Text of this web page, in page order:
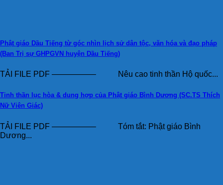
Phật giáo Dầu Tiếng từ góc nhìn lịch sử dân tộc, văn hóa và đạo pháp
(Ban Trị sự GHPGVN huyện Dầu Tiếng)
TẢI FILE PDF —————– Nêu cao tinh thần Hộ quốc...
Tinh thần lục hòa & dung hợp của Phật giáo Bình Dương (SC.TS Thích
Nữ Viên Giác)
TẢI FILE PDF —————– Tóm tắt: Phật giáo Bình
Dương...